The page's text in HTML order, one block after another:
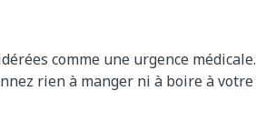
comme une urgence médicale.
rien à manger ni à boire à votre